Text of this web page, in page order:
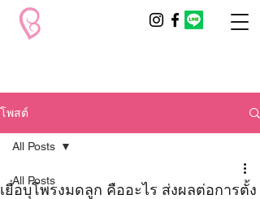
โพสต์
All Posts
All Posts
เยื่อบุโพรงมดลูก คืออะไร ส่งผลต่อการตั้ง